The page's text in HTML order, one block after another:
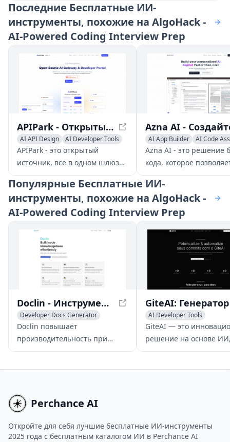
Последние Бесплатные ИИ-
инструменты, похожие на AlgoHack -
AI-Powered Coding Interview Prep
APIPark - Открытый Источник Шлюза ИИ и Портала Разработчика
AI API Design
AI Developer Tools
AI Code Assistant
APIPark - это открытый
источник, все в одном шлюзе
ИИ и портале разработчика
API, помогающий
разработчикам и
предприятиям легко
управлять, интегрировать и
развертывать сервисы ИИ.
AI App Builder
AI Code
AI Developer Tools
Azna AI - это решение
кода, которое
пользователям
идеи в
приложения AI-
минуты. Оно
ограничения
бесшовный опыт на
нескольких
приложениях, высокую
точность и надежные
безопасности.
Популярные Бесплатные ИИ-
инструменты, похожие на AlgoHack -
AI-Powered Coding Interview Prep
Doclin - Инструмент для совместной работы и обсуждения кода в реальном времени
Developer Docs Generator
Writing Assistants
AI Code Assistant
Doclin повышает
производительность при
написании кода, предоставляя
создает базы знаний по коду и
упрощает документирование.
AI Developer Tools
Developer Docs Generator
AI Code Assistant
GiteAI — это
решение на основе
которое
Perchance AI
Откройте для себя лучшие бесплатные ИИ-инструменты
2025 года с бесплатным каталогом ИИ в Perchance AI